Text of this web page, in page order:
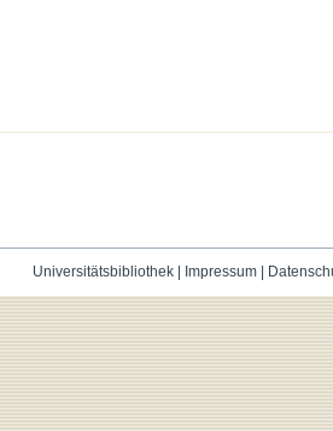
Universitätsbibliothek| Impressum|